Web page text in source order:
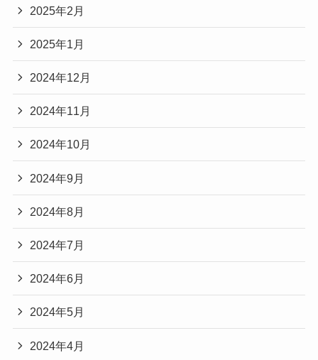
2025年2月
2025年1月
2024年12月
2024年11月
2024年10月
2024年9月
2024年8月
2024年7月
2024年6月
2024年5月
2024年4月